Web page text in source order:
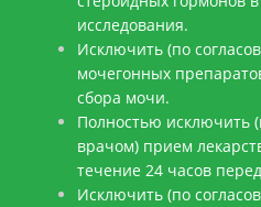
исследования.
Исключить (по
мочегонных
сбора мочи.
Полностью исключить
врачом) прием
течение 24 часов
Исключить (по